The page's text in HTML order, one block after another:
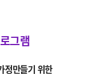
그램
정만들기 위한